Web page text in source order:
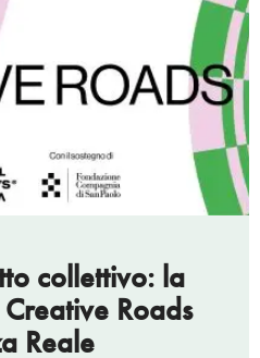
collettivo: la
Roads
Reale